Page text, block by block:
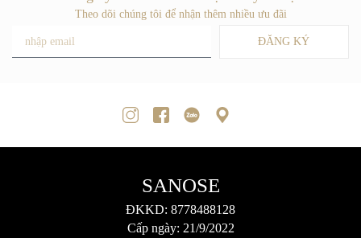
Theo dõi chúng tôi để nhận thêm nhiều ưu đãi
ĐĂNG KÝ
SANOSE
ĐKKD: 8778488128
Cấp ngày: 21/9/2022